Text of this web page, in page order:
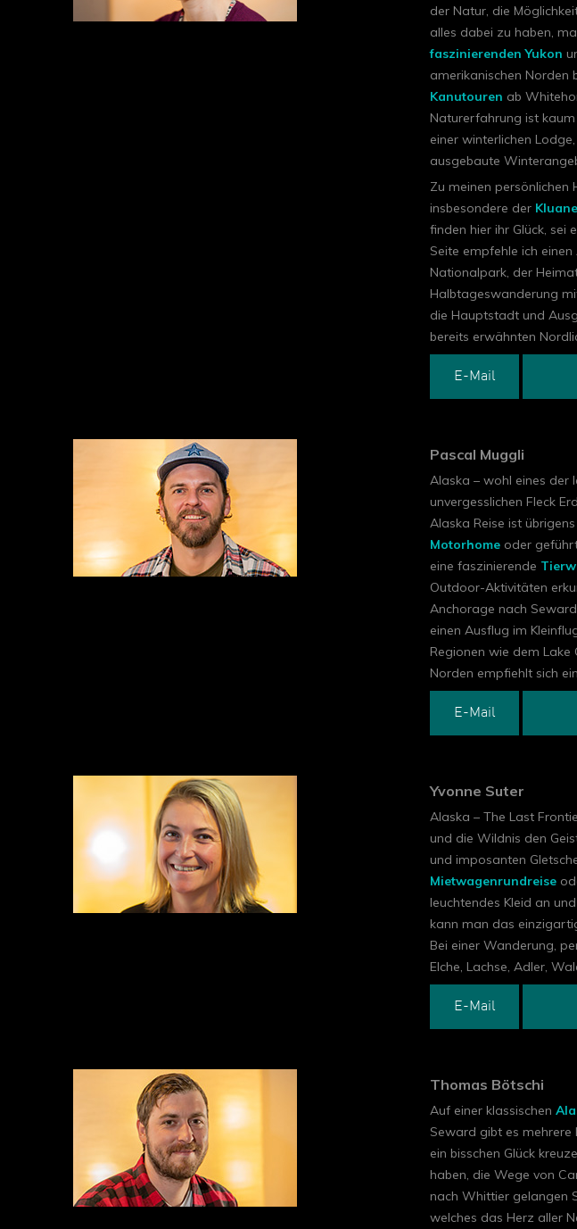
der Natur, die
alles dabei zu haben,
faszinierenden Yukon
amerikanischen Norden
Kanutouren ab
Naturerfahrung ist
einer winterlichen
ausgebaute
Zu meinen persönlichen
insbesondere der
finden hier ihr Glück, sei
Seite empfehle ich
Nationalpark, der
Halbtageswanderung
die Hauptstadt und
bereits erwähnten
E-Mail
Pascal Muggli
Alaska – wohl eines der
unvergesslichen Fleck
Alaska Reise ist
Motorhome oder
eine faszinierende
Outdoor-Aktivitäten
Anchorage nach
einen Ausflug im
Regionen wie dem
Norden empfiehlt sich
E-Mail
Yvonne Suter
Alaska – The Last
und die Wildnis den
und imposanten
Mietwagenrundreise
leuchtendes Kleid an
kann man das
Bei einer Wanderung,
Elche, Lachse, Adler,
E-Mail
Thomas Bötschi
Auf einer klassischen
Seward gibt es mehrere
ein bisschen Glück
haben, die Wege von
nach Whittier gelangen
welches das Herz aller